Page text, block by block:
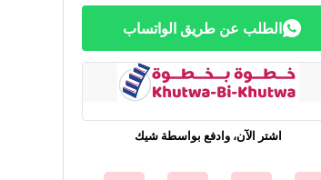
الطلب عن طريق الواتساب
اشتر الآن، وادفع بواسطة شيك